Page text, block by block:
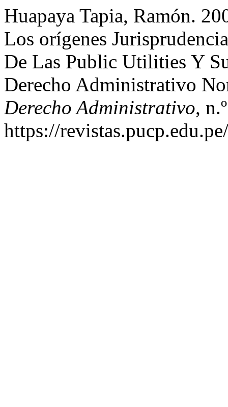
Huapaya Tapia, Ramón.
Los orígenes
De Las Public Utilities Y
Derecho Administrativo
Derecho Administrativo,
https://